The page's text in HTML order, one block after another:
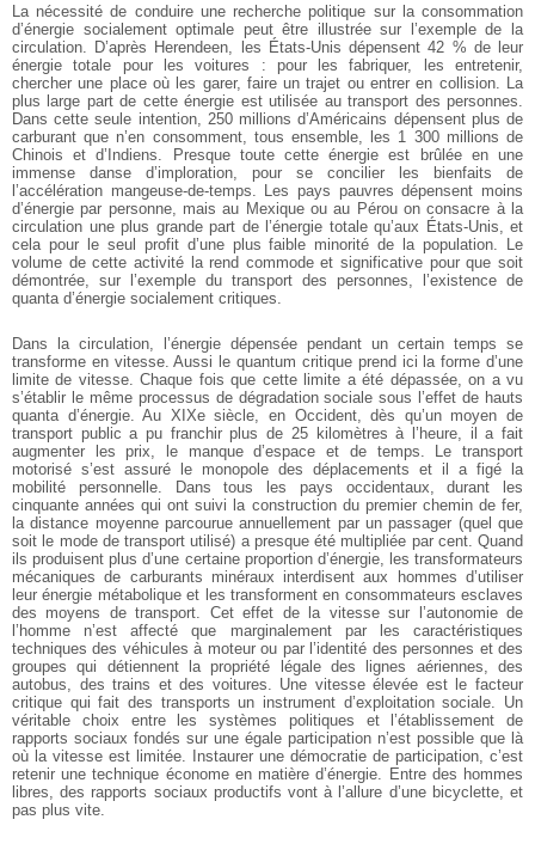
La nécessité de conduire une recherche politique sur la consommation
d’énergie socialement optimale peut être illustrée sur l’exemple de la
circulation. D’après Herendeen, les États-Unis dépensent 42 % de leur
énergie totale pour les voitures : pour les fabriquer, les entretenir,
chercher une place où les garer, faire un trajet ou entrer en collision. La
plus large part de cette énergie est utilisée au transport des personnes.
Dans cette seule intention, 250 millions d’Américains dépensent plus de
carburant que n’en consomment, tous ensemble, les 1 300 millions de
Chinois et d’Indiens. Presque toute cette énergie est brûlée en une
immense danse d’imploration, pour se concilier les bienfaits de
l’accélération mangeuse-de-temps. Les pays pauvres dépensent moins
d’énergie par personne, mais au Mexique ou au Pérou on consacre à la
circulation une plus grande part de l’énergie totale qu’aux États-Unis, et
cela pour le seul profit d’une plus faible minorité de la population. Le
volume de cette activité la rend commode et significative pour que soit
démontrée, sur l’exemple du transport des personnes, l’existence de
quanta d’énergie socialement critiques.
Dans la circulation, l’énergie dépensée pendant un certain temps se
transforme en vitesse. Aussi le quantum critique prend ici la forme d’une
limite de vitesse. Chaque fois que cette limite a été dépassée, on a vu
s’établir le même processus de dégradation sociale sous l’effet de hauts
quanta d’énergie. Au XIXe siècle, en Occident, dès qu’un moyen de
transport public a pu franchir plus de 25 kilomètres à l’heure, il a fait
augmenter les prix, le manque d’espace et de temps. Le transport
motorisé s’est assuré le monopole des déplacements et il a figé la
mobilité personnelle. Dans tous les pays occidentaux, durant les
cinquante années qui ont suivi la construction du premier chemin de fer,
la distance moyenne parcourue annuellement par un passager (quel que
soit le mode de transport utilisé) a presque été multipliée par cent. Quand
ils produisent plus d’une certaine proportion d’énergie, les transformateurs
mécaniques de carburants minéraux interdisent aux hommes d’utiliser
leur énergie métabolique et les transforment en consommateurs esclaves
des moyens de transport. Cet effet de la vitesse sur l’autonomie de
l’homme n’est affecté que marginalement par les caractéristiques
techniques des véhicules à moteur ou par l’identité des personnes et des
groupes qui détiennent la propriété légale des lignes aériennes, des
autobus, des trains et des voitures. Une vitesse élevée est le facteur
critique qui fait des transports un instrument d’exploitation sociale. Un
véritable choix entre les systèmes politiques et l’établissement de
rapports sociaux fondés sur une égale participation n’est possible que là
où la vitesse est limitée. Instaurer une démocratie de participation, c’est
retenir une technique économe en matière d’énergie. Entre des hommes
libres, des rapports sociaux productifs vont à l’allure d’une bicyclette, et
pas plus vite.